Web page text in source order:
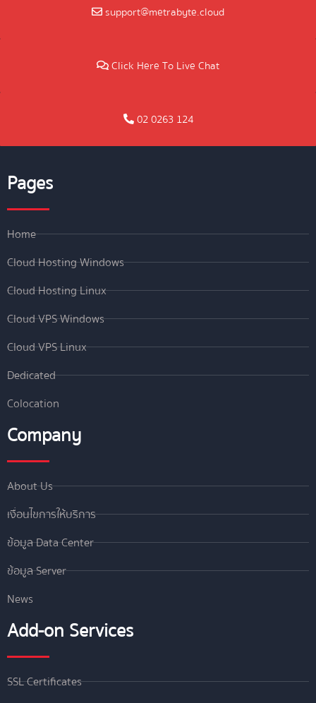
support@metrabyte.cloud
Click Here To Live Chat
02 0263 124
Pages
Home
Cloud Hosting Windows
Cloud Hosting Linux
Cloud VPS Windows
Cloud VPS Linux
Dedicated
Colocation
Company
About Us
เงื่อนไขการให้บริการ
ข้อมูล Data Center
ข้อมูล Server
News
Add-on Services
SSL Certificates